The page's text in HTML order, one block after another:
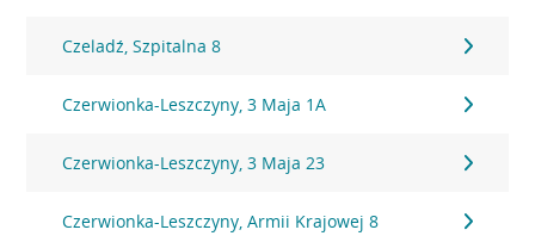
Czeladź, Szpitalna 8
Czerwionka-Leszczyny, 3 Maja 1A
Czerwionka-Leszczyny, 3 Maja 23
Czerwionka-Leszczyny, Armii Krajowej 8